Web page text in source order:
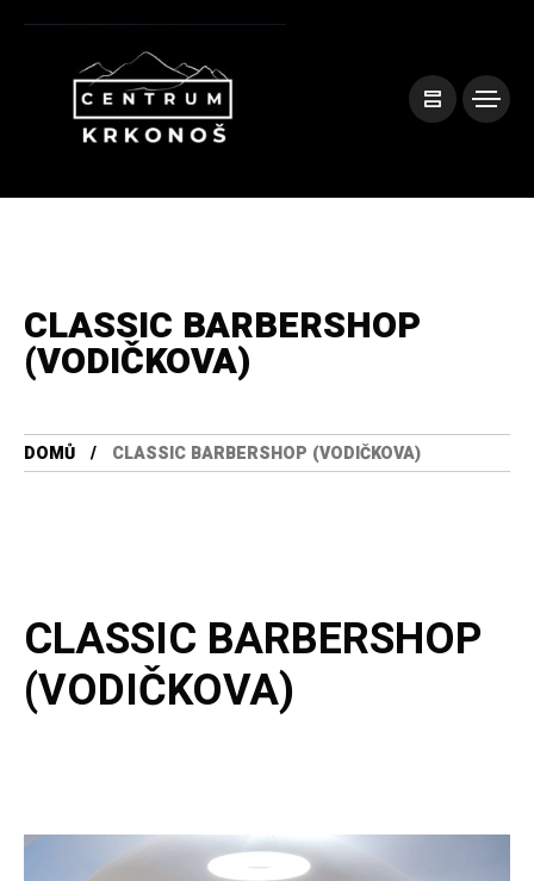
CLASSIC BARBERSHOP
(VODIČKOVA)
DOMŮ CLASSIC BARBERSHOP (VODIČKOVA)
CLASSIC BARBERSHOP
(VODIČKOVA)